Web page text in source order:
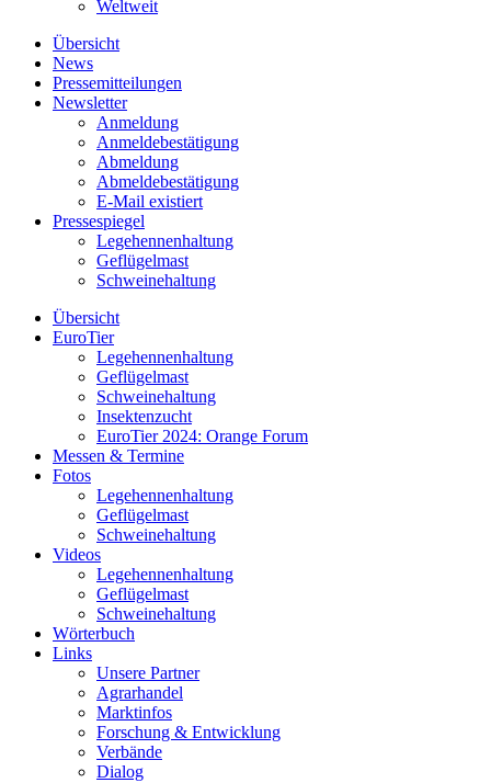
Weltweit
Übersicht
News
Pressemitteilungen
Newsletter
Anmeldung
Anmeldebestätigung
Abmeldung
Abmeldebestätigung
E-Mail existiert
Pressespiegel
Legehennenhaltung
Geflügelmast
Schweinehaltung
Übersicht
EuroTier
Legehennenhaltung
Geflügelmast
Schweinehaltung
Insektenzucht
EuroTier 2024: Orange Forum
Messen & Termine
Fotos
Legehennenhaltung
Geflügelmast
Schweinehaltung
Videos
Legehennenhaltung
Geflügelmast
Schweinehaltung
Wörterbuch
Links
Unsere Partner
Agrarhandel
Marktinfos
Forschung & Entwicklung
Verbände
Dialog